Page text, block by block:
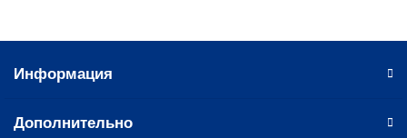
Информация
Дополнительно